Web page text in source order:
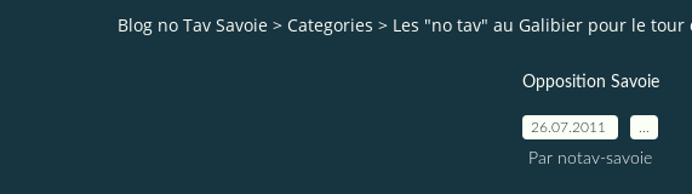
Blog no Tav Savoie > Categories > Les "no tav" au Galibier pour le tour
Opposition Savoie
26.07.2011
Par notav-savoie